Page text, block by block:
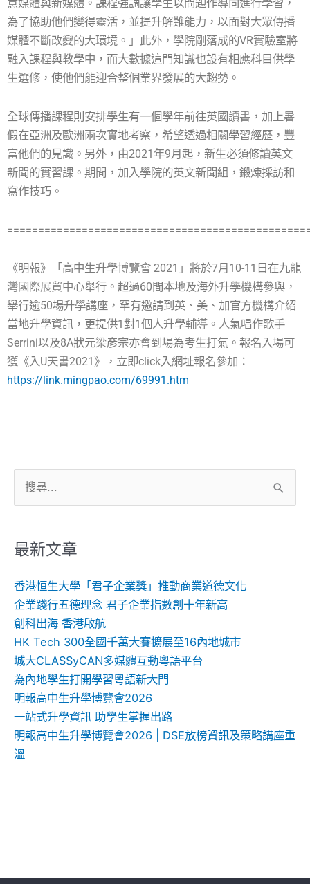
意媒體與新媒體。課程強調讓學生以問題作導向進行學習，
為了協助他們變得靈活，並提升解難能力，以面對大眾傳播
媒體不斷改變的大環境。」此外，學院剛落成的VR實驗室將
融入課程與教學中，而大數據這門知識也設有相應科目供學
生選修，使他們能迎合整個業界發展的大趨勢。
全球傳播課程則安排學生有一個學年前往英國讀書，加上暑
假在亞洲及歐洲兩次實地考察，希望透過相關學習經歷，豐
富他們的見識。另外，由2021年9月起，新生必須修讀英文
新聞的實習課。期間，加入學院的英文新聞組，鍛煉採訪和
寫作技巧。
《明報》「高中生升學博覽會 2021」將於7月10-11日在九龍
灣國際展貿中心舉行。超過60間本地及海外升學機構參與，
舉行逾50場升學講座，罕有邀請到英、美、加官方機構介紹
當地升學資訊，更提供1對1個人升學輔導。人氣唱作歌手
Serrini以及8A狀元梁彥宗亦會到場為考生打氣。報名入場可
獲《入U天書2021》，立即click入網址報名參加：
https://link.mingpao.com/69991.htm
尋
鍵
最新文章
香港恒生大學「君子企業獎」推動商業道德文化
企業踐行五德理念 君子企業指數創十年新高
創科出海 香港啟航
HK Tech 300全國千萬大賽擴展至16內地城市
城大CLASSyCAN多媒體互動粵語平台
為內地學生打開學習粵語新大門
明報高中生升學博覽會2026
一站式升學資訊 助學生掌握出路
明報高中生升學博覽會2026 | DSE放榜資訊及策略講座重
溫